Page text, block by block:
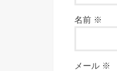
名前 ※
メール ※